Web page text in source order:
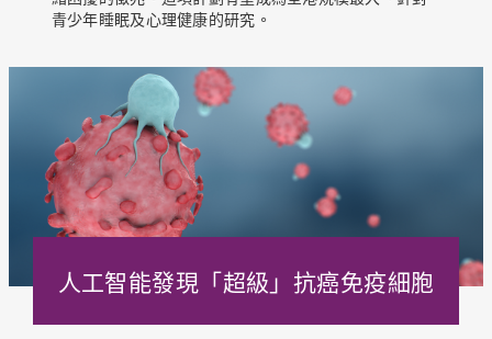
青少年睡眠及心理健康的研究。
人工智能發現「超級」抗癌免疫細胞